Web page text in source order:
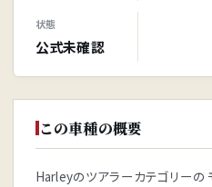
状態
公式未確認
この車種の概要
Harleyのツアラーカテゴリーの